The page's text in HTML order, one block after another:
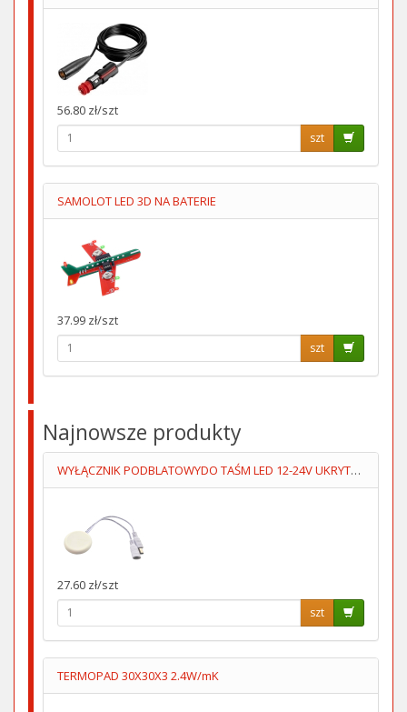
56.80 zł/szt
szt
SAMOLOT LED 3D NA BATERIE
37.99 zł/szt
szt
Najnowsze produkty
WYŁĄCZNIK PODBLATOWYDO TAŚM LED 12-24V UKRYTY,PRZYKLEJANY
27.60 zł/szt
szt
TERMOPAD 30X30X3 2.4W/mK